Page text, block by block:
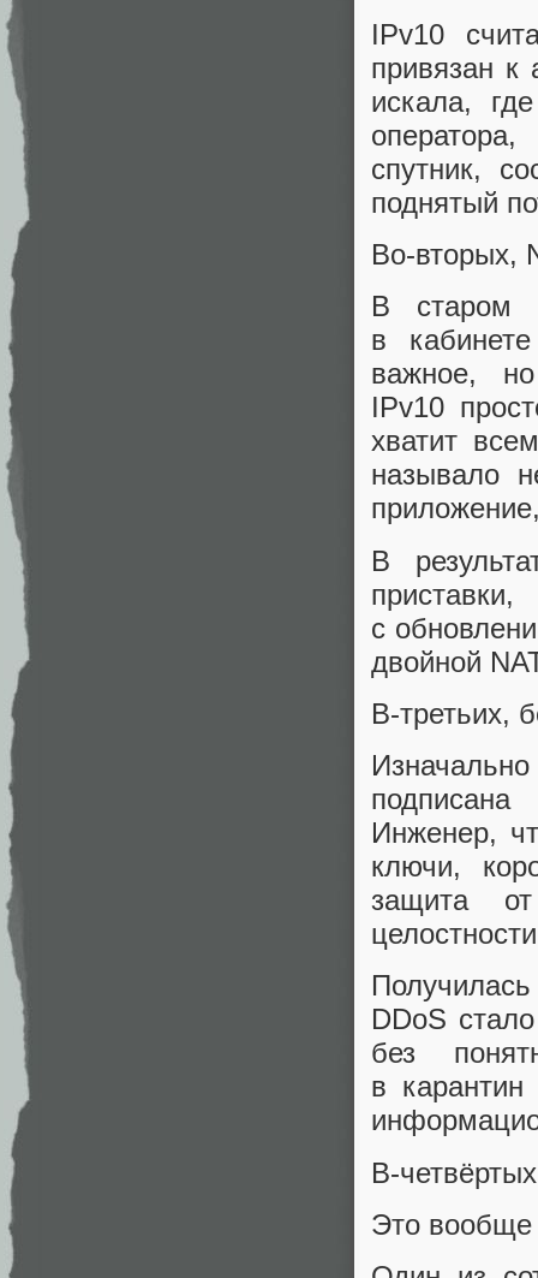
IPv10
привязан к
искала,
спутник,
поднятый
Во‑вторых,
В старом
в
важное,
IPv10
хватит
называло
В
с
двойной
В‑третьих,
Инженер,
ключи,
защита
DDoS
без
в карантин
Это вообще